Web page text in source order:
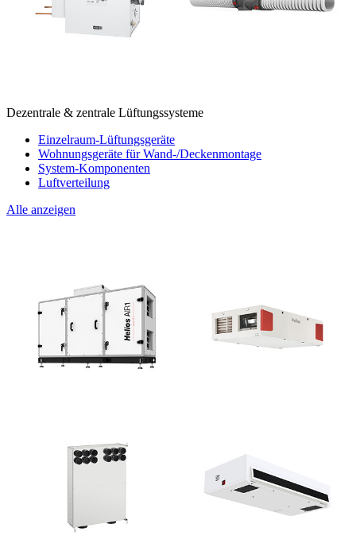
Dezentrale & zentrale Lüftungssysteme
Einzelraum-Lüftungsgeräte
Wohnungsgeräte für Wand-/Deckenmontage
System-Komponenten
Luftverteilung
Alle anzeigen